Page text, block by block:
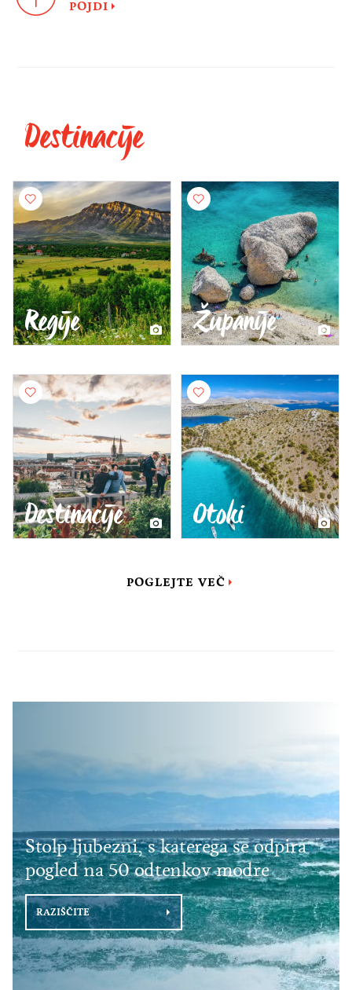
POJDI
Destinacije
Regije Županije
Destinacije Otoki
POGLEJTE VEČ
Stolp ljubezni, s katerega se odpira
pogled na 50 odtenkov modre
RAZIŠČITE